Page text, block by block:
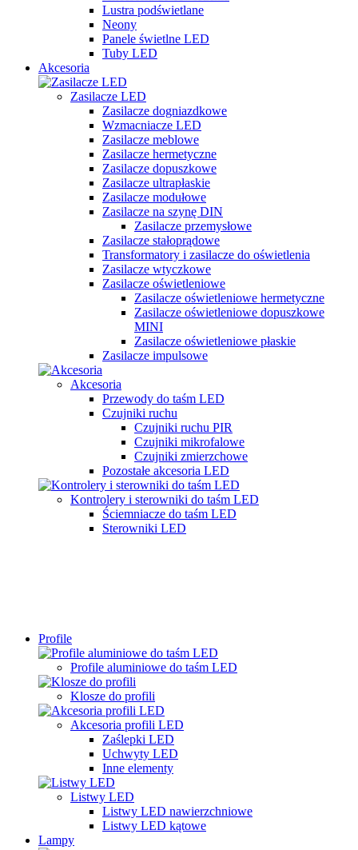
Lustra podświetlane
Neony
Panele świetlne LED
Tuby LED
Akcesoria
Zasilacze LED
Zasilacze dogniazdkowe
Wzmacniacze LED
Zasilacze meblowe
Zasilacze hermetyczne
Zasilacze dopuszkowe
Zasilacze ultrapłaskie
Zasilacze modułowe
Zasilacze na szynę DIN
Zasilacze przemysłowe
Zasilacze stałoprądowe
Transformatory i zasilacze do oświetlenia
Zasilacze wtyczkowe
Zasilacze oświetleniowe
Zasilacze oświetleniowe hermetyczne
Zasilacze oświetleniowe dopuszkowe
MINI
Zasilacze oświetleniowe płaskie
Zasilacze impulsowe
Akcesoria
Przewody do taśm LED
Czujniki ruchu
Czujniki ruchu PIR
Czujniki mikrofalowe
Czujniki zmierzchowe
Pozostałe akcesoria LED
Kontrolery i sterowniki do taśm LED
Ściemniacze do taśm LED
Sterowniki LED
Profile
Profile aluminiowe do taśm LED
Klosze do profili
Akcesoria profili LED
Zaślepki LED
Uchwyty LED
Inne elementy
Listwy LED
Listwy LED nawierzchniowe
Listwy LED kątowe
Lampy